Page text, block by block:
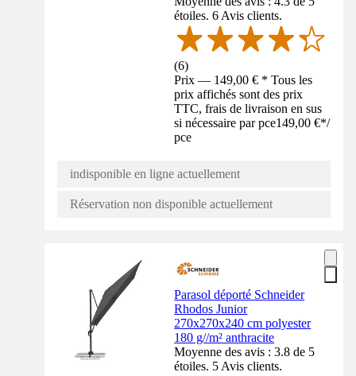
étoiles. 6 Avis clients.
(6)
Prix — 149,00 € * Tous les
prix affichés sont des prix
TTC, frais de livraison en sus
si nécessaire par pce149,00 €*/
pce
indisponible en ligne actuellement
Réservation non disponible actuellement
Parasol déporté Schneider
Rhodos Junior
270x270x240 cm polyester
180 g//m² anthracite
Moyenne des avis : 3.8 de 5
étoiles. 5 Avis clients.